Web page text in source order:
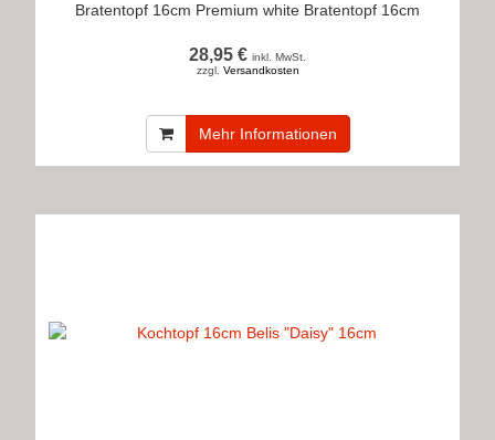
Bratentopf 16cm Premium white Bratentopf 16cm
28,95 € inkl. MwSt.
zzgl. Versandkosten
Mehr Informationen